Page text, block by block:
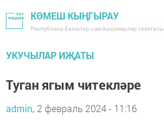
КӨМЕШ КЫҢГЫРАУ
Республика балалар һәм яшүсмерләр газетасы
УКУЧЫЛАР ИҖАТЫ
Туган ягым читекләре
admin, 2 февраль 2024 - 11:16